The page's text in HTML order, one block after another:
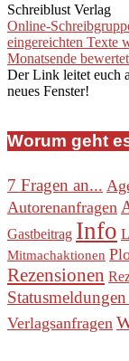
Schreiblust Verlag
Online-
eingereichten Texte
Monatsende
Der Link leitet euch
neues Fenster!
Worum geht
7 Fragen an...
Autorenanfragen
Gastbeitrag Info
Mitmachaktionen
Rezensionen
Verlagsanfragen